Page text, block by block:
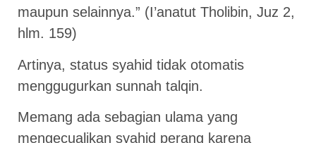
maupun selainnya.” (I’anatut Tholibin, Juz 2,
hlm. 159)
Artinya, status syahid tidak otomatis
menggugurkan sunnah talqin.
Memang ada sebagian ulama yang
mengecualikan syahid perang karena